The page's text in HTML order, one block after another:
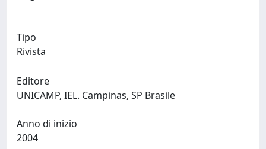
Tipo
Rivista
Editore
Anno di inizio